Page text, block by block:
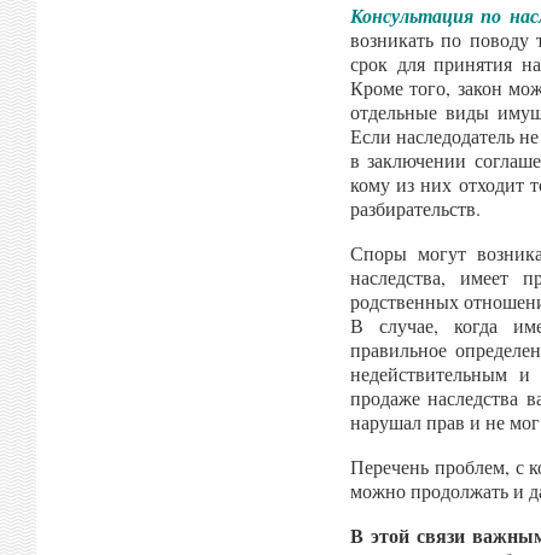
Консультация по
возникать по поводу
срок для принятия
Кроме того, закон
отдельные виды
Если наследодатель
в заключении
кому из них отходит
разбирательств.
Споры могут
наследства, имеет
родственных
В случае, когда
правильное
недействительным и
продаже наследства
нарушал прав и не
Перечень проблем, с
можно продолжать и
В этой связи